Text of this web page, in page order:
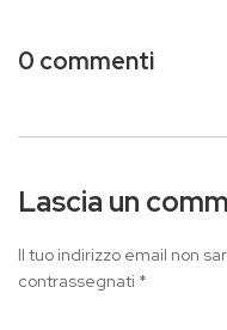
0 commenti
Lascia un
Il tuo indirizzo email non
contrassegnati *